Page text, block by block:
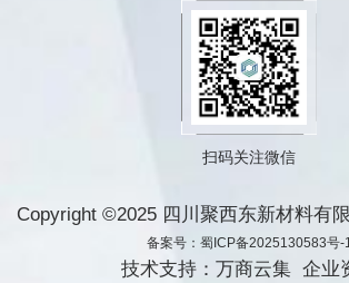
扫码关注微信
Copyright ©2025 四川聚西东新材料有
备案号：蜀ICP备2025130583号-
技术支持： 万商云集 企业